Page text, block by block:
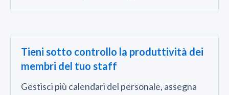
Tieni sotto controllo la produttività dei
membri del tuo staff
Gestisci più calendari del personale, assegna